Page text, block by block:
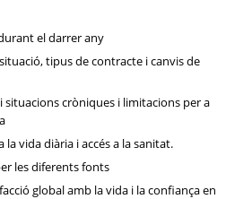
el darrer any
tipus de contracte i canvis de
situacions cròniques i limitacions per a
la vida diària i accés a la sanitat.
les diferents fonts
global amb la vida i la confiança en